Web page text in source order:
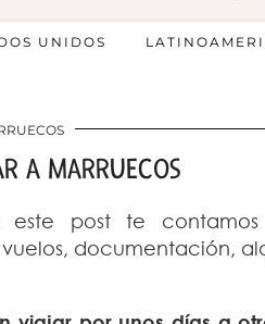
UNIDOS
A MARRUECOS
post te
vuelos, documentación,